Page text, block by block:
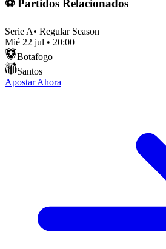
⚽ Partidos Relacionados
Serie A• Regular Season
Mié 22 jul • 20:00
Botafogo
Santos
Apostar Ahora